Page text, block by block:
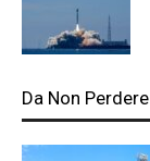
Da Non Perdere